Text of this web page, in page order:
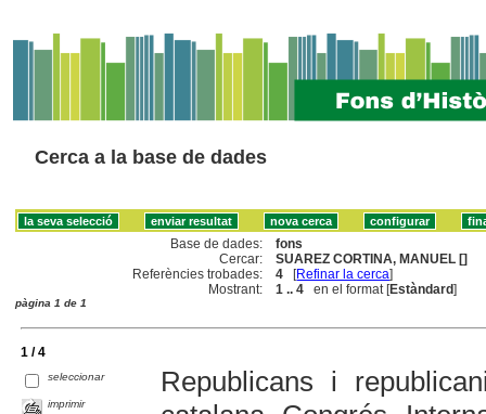
Cerca a la base de dades
Base de dades:
fons
Cercar:
SUAREZ CORTINA, MANUEL []
Referències trobades:
4 [Refinar la cerca]
Mostrant:
1 .. 4 en el format [Estàndard]
pàgina 1 de 1
1 / 4
seleccionar
imprimir
Republicans i